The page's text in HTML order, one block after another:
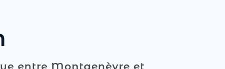
entre Montgenèvre et